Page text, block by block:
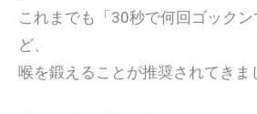
これまでも「30秒で何回ゴック
ど、
喉を鍛えることが推奨されてきま